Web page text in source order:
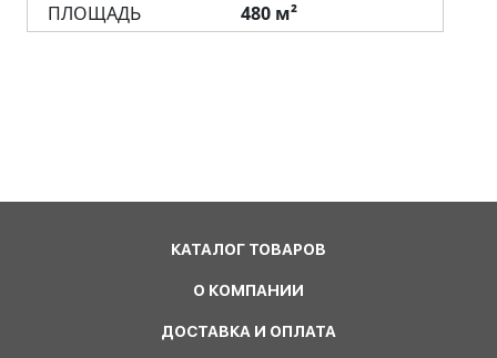
ПЛОЩАДЬ
480 м²
КАТАЛОГ ТОВАРОВ
О КОМПАНИИ
ДОСТАВКА И ОПЛАТА